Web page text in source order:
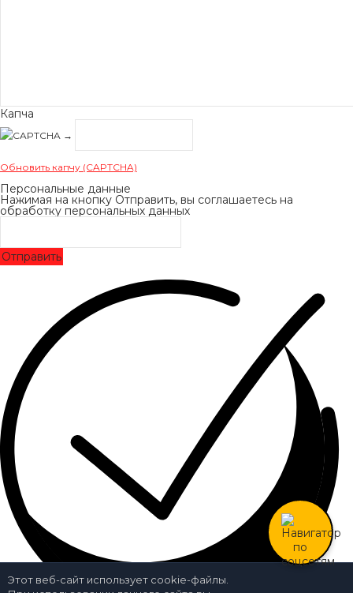
Этот веб-сайт использует cookie-файлы.
Капча
→
Обновить капчу (CAPTCHA)
Персональные данные
Нажимая на кнопку Отправить, вы соглашаетесь на
обработку персональных данных
Отправить